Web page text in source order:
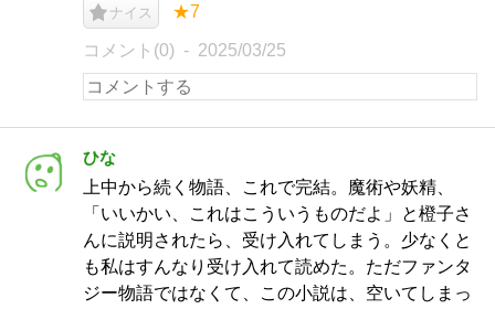
ナイス ★7
コメント(0) 2025/03/25
ひな
上中から続く物語、これで完結。魔術や妖精、
「いいかい、これはこういうものだよ」と橙子さ
んに説明されたら、受け入れてしまう。少なくと
も私はすんなり受け入れて読めた。ただファンタ
ジー物語ではなくて、この小説は、空いてしまっ